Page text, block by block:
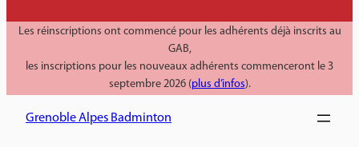
Les réinscriptions ont commencé pour les adhérents déjà inscrits au
GAB,
les inscriptions pour les nouveaux adhérents commenceront le 3
septembre 2026 (plus d’infos).
Grenoble Alpes Badminton